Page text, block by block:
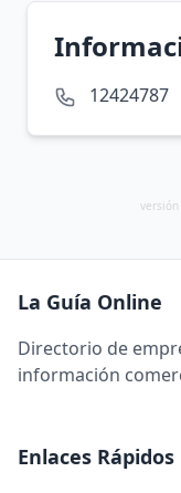
12424787
La Guía Online
Directorio de
información
Enlaces Rápidos